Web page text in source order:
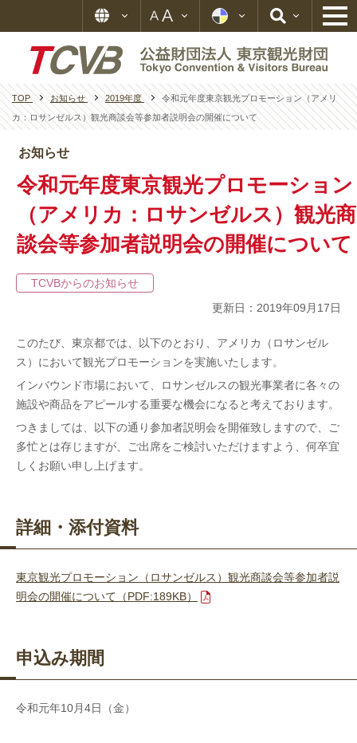
TOP お知らせ 2019年度
令和元年度東京観光プロモーション（アメリ
カ：ロサンゼルス）観光商談会等参加者説明会の開催について
令和元年度東京観光プロモーション
（アメリカ：ロサンゼルス）観光商
談会等参加者説明会の開催について
TCVBからのお知らせ
更新日：2019年09月17日
このたび、東京都では、以下のとおり、 アメリカ （ ロサンゼル
ス ）において観光プロモーションを実施いたします。
インバウンド市場において、
ロサンゼルスの観光事業者に各々の
施設や商品をアピールする重要な機会になると考えております。
つきましては、以下の通り参加者説明会を開催致しますので、ご
多忙とは存じますが、ご出席をご検討いただけますよう、何卒宜
しくお願い申し上げます。
詳細・添付資料
東京観光プロモーション（ロサンゼルス）観光商談会等参加者説
明会の開催について（PDF:189KB）
申込み期間
令和元年10月4日（金）
お知らせ